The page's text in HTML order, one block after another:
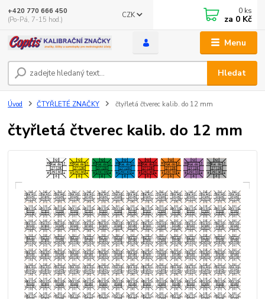
Menu
CZK
Hledat
+420 770 666 450
(Po-Pá, 7-15 hod.)
0 ks
za 0 Kč
Úvod ČTYŘLETÉ ZNAČKY čtyřletá čtverec kalib. do 12 mm
čtyřletá čtverec kalib. do 12 mm